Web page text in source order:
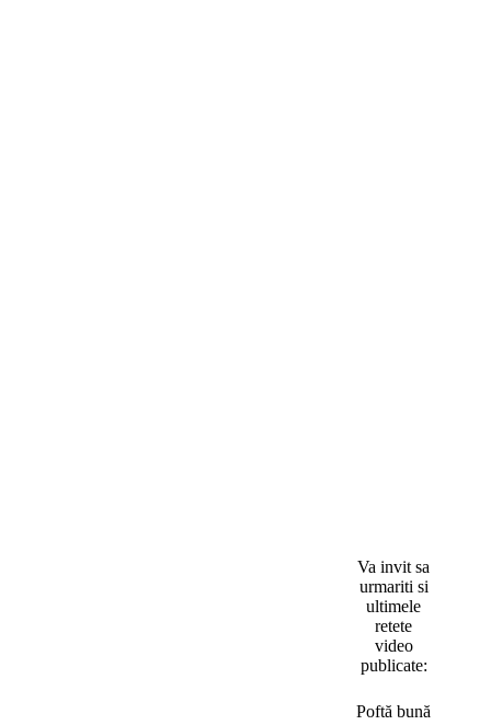
Va invit sa
urmariti si
ultimele
retete
video
publicate:
Poftă bună